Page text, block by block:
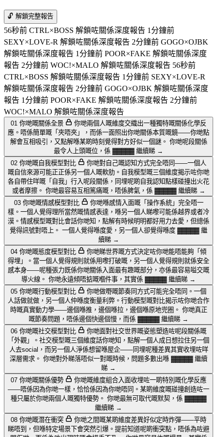
🔓 解鎖完整報告
56秒前 CTRL×BOSS 解鎖咗關係深度報告 1分鐘前
SEXY×LOVE-R 解鎖咗關係深度報告 2分鐘前 GOGO×OJBK
解鎖咗關係深度報告 1分鐘前 POOR×FAKE 解鎖咗關係深度
報告 2分鐘前 WOC!×MALO 解鎖咗關係深度報告 56秒前
CTRL×BOSS 解鎖咗關係深度報告 1分鐘前 SEXY×LOVE-R
解鎖咗關係深度報告 2分鐘前 GOGO×OJBK 解鎖咗關係深度
報告 1分鐘前 POOR×FAKE 解鎖咗關係深度報告 2分鐘前
WOC!×MALO 解鎖咗關係深度報告
01 你哋嘅關係全景
你哋兩個人嘅維度交織出一種獨特嘅關係化學反
應。唔係簡單嘅「夾唔夾」，而係一面照出你哋關係本質嘅鏡——你哋點
解會互相吸引，又點解喺某啲時刻覺得對方好似一個謎。 你哋呢段關係
最令人上頭嘅位，係 ▓▓▓▓▓ 繼續睇 →
02 你哋嘅自我模型對比
你哋對自己嘅認知方式完全唔同——一個人
嘅自信來源可能正正係另一個人嘅軟肋。自我模型嘅三個維度揭示咗你哋
各自帶住咩嘅「自我」行入呢段關係，同埋呢啲自我認知點樣碰撞出火花
或者摩擦。 你哋最容易互相篤痛嘅，唔係脾氣，係 ▓▓▓▓▓ 繼續睇 →
03 你哋嘅情感模型對比
你哋喺感情入面嘅「操作系統」完全唔一
樣。一個人覺得理所當然嘅情感表達，喺另一個人睇嚟可能係越界或者冷
漠。情感模型嘅對比會話你哋知，點解有時候明明都好用力去愛，但總係
覺得訊號對唔上。 一個人覺得喺度愛，另一個人卻覺得喺度 ▓▓▓▓▓ 繼
續睇 →
04 你哋嘅態度模型對比
你哋睇世界嘅方式決定咗你哋能唔能夠「傾
得埋」。當一個人覺得規則就係用嚟打破嘅，另一個人覺得規則就係安全
感本身——呢種張力既係你哋關係入面最有趣嘅部分，亦係最容易嗌交嘅
導火線。 你哋永遠傾唔掂嘅嗰件事，其實係 ▓▓▓▓▓ 繼續睇 →
05 你哋嘅行動模型對比
你哋做嘢嘅節奏同方式可能完全唔同。一個
人話做就做，另一個人仲喺度衡量利弊。行動模型嘅對比揭示咗你哋合作
時嘅真實動力學——邊個喺推，邊個喺拉，邊個喺原地兜圈。 你哋真正
嘅節奏問題，唔係邊個快邊個慢，而係 ▓▓▓▓▓ 繼續睇 →
06 你哋嘅社交模型對比
你哋面對社交世界嘅姿態塑造咗呢段關係嘅
「外觀」。社交模型嘅三個維度話你哋知，點解一個人成日想拉住另一個
人去social，而另一個人淨係想留喺屋企——同埋呢種差異其實收埋咗咩
深層需求。 你哋對外睇落唔似一對嘅時候，問題多數出喺 ▓▓▓▓▓ 繼續
睇 →
07 你哋嘅關係優勢
你哋嘅維度組合入面收埋咗一啲特別嘅化學反應
——唔係因為你哋一樣，恰恰係因為你哋唔同。某啲維度嘅碰撞創造咗一
種只屬於你哋兩個人嘅獨特優勢。 你哋最無可取代嘅默契，係 ▓▓▓▓▓
繼續睇 →
08 你哋嘅潛在衝突
你哋之間嘅某啲維度差異好似定時炸彈——平時
睇唔到，但喺特定場景下會突然引爆。提前知道呢啲衝突點，唔係為咗避